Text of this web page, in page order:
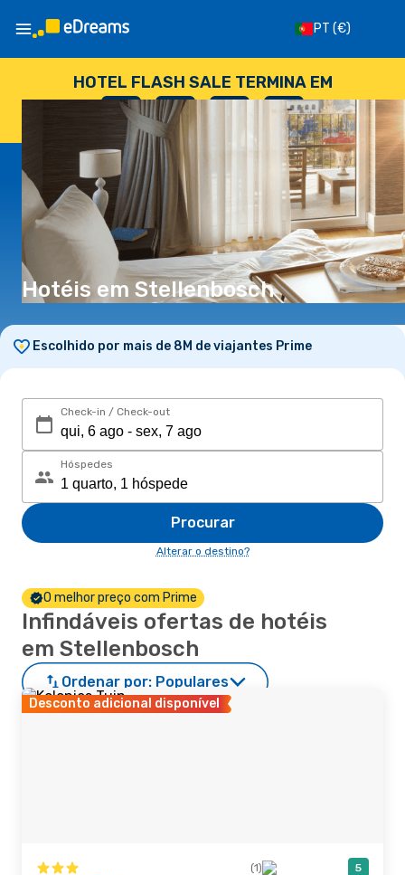
PT (€)
HOTEL FLASH SALE TERMINA EM
--
DIAS
: --
HORAS
: --
SEGUNDOS
Hotéis em Stellenbosch
Escolhido por mais de 8M de viajantes Prime
Check-in / Check-out
Hóspedes
Procurar
Alterar o destino?
O melhor preço com Prime
Infindáveis ofertas de hotéis
em Stellenbosch
Ordenar por: Populares
Desconto adicional disponível
(1) 5